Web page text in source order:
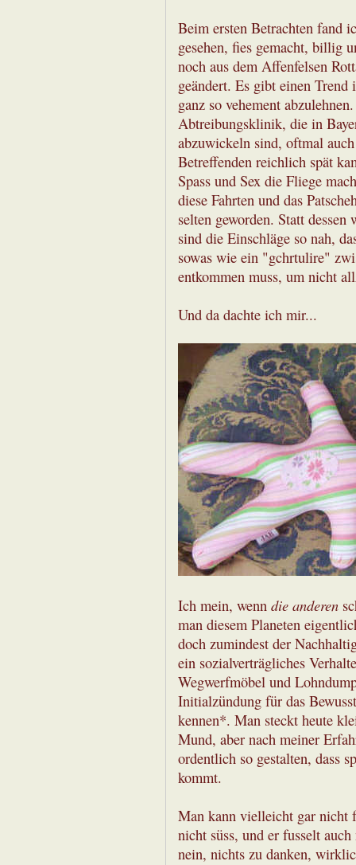
Beim ersten Betrachten fand
gesehen, fies gemacht, billig
noch aus dem Affenfelsen
geändert. Es gibt einen
ganz so vehement
Abtreibungsklinik, die in
abzuwickeln sind, oftmal
Betreffenden reichlich spät
Spass und Sex die Fliege
diese Fahrten und das
selten geworden. Statt
sind die Einschläge so nah,
sowas wie ein "gchrtulire"
entkommen muss, um nicht
Und da dachte ich mir...
Ich mein, wenn die anderen
man diesem Planeten
doch zumindest der
ein sozialverträgliches
Wegwerfmöbel und
Initialzündung für das
kennen*. Man steckt heute
Mund, aber nach meiner
ordentlich so gestalten, dass
kommt.
Man kann vielleicht gar nicht
nicht süss, und er fusselt
nein, nichts zu danken,